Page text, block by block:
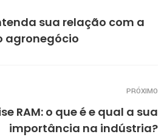
sua relação com a
agronegócio
PRÓXIMO
RAM: o que é e qual a sua
importância na indústria?